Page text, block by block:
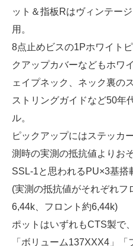
ット＆指板Rはヴィンテー
用。
8点止めビスの1Pホワイト
クアップカバーなどもホワ
ェイプネック、ネック裏の
ストリングガイドなど50年
ル。
ピックアップにはステッカ
測時の実測の抵抗値よりお
SSL-1と思われるPU×3基搭
(実測の抵抗値がそれぞれフ
6,44k、フロント約6,44k)
ポットはいずれもCTS製で
「ボリューム137XXX4」「